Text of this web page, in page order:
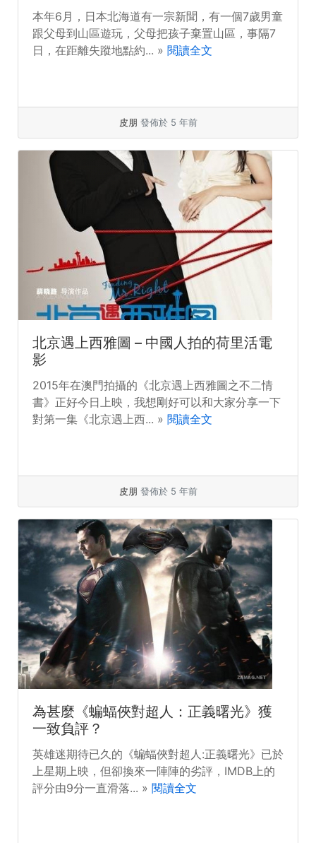
本年6月，日本北海道有一宗新聞，有一個7歲男童
跟父母到山區遊玩，父母把孩子棄置山區，事隔7
日，在距離失蹤地點約... » 閱讀全文
皮朋 發佈於 5 年前
北京遇上西雅圖 – 中國人拍的荷里活電
影
2015年在澳門拍攝的《北京遇上西雅圖之不二情
書》正好今日上映，我想剛好可以和大家分享一下
對第一集《北京遇上西... » 閱讀全文
皮朋 發佈於 5 年前
為甚麼《蝙蝠俠對超人：正義曙光》獲
一致負評？
英雄迷期待已久的《蝙蝠俠對超人:正義曙光》已於
上星期上映，但卻換來一陣陣的劣評，IMDB上的
評分由9分一直滑落... » 閱讀全文